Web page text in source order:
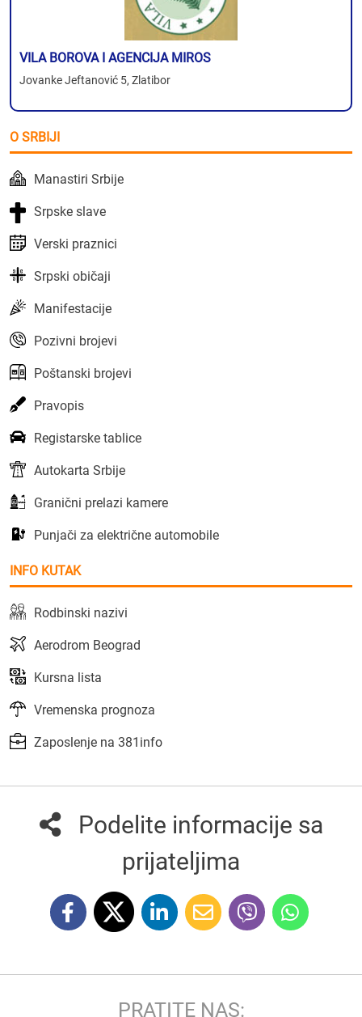
VILA BOROVA I AGENCIJA MIROS
Jovanke Jeftanović 5, Zlatibor
O SRBIJI
Manastiri Srbije
Srpske slave
Verski praznici
Srpski običaji
Manifestacije
Pozivni brojevi
Poštanski brojevi
Pravopis
Registarske tablice
Autokarta Srbije
Granični prelazi kamere
Punjači za električne automobile
INFO KUTAK
Rodbinski nazivi
Aerodrom Beograd
Kursna lista
Vremenska prognoza
Zaposlenje na 381info
Podelite informacije sa
prijateljima
PRATITE NAS: